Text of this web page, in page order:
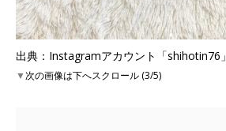
出典：Instagramアカウント「shihotin76」
▼次の画像は下へスクロール (3/5)